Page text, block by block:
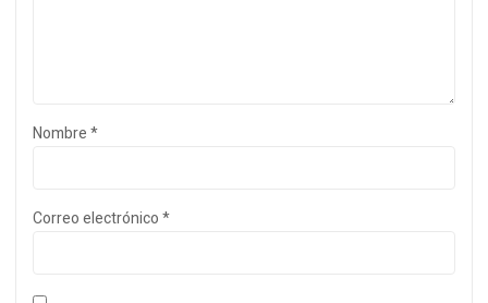
Nombre*
Correo electrónico*